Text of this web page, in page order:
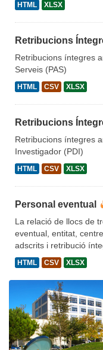
HTML XLSX
Retribucions
Retribucions íntegres
Serveis (PAS)
HTML CSV XLSX
Retribucions
Retribucions íntegres
Investigador (PDI)
HTML CSV XLSX
Personal eventual
La relació de llocs de
eventual, entitat,
adscrits i retribució
HTML CSV XLSX